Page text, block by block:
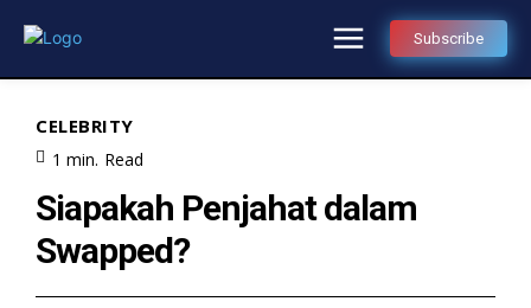
Subscribe
CELEBRITY
1 min. Read
Siapakah Penjahat dalam
Swapped?